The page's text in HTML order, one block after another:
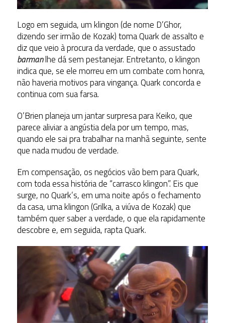
Logo em seguida, um klingon (de nome D’Ghor,
dizendo ser irmão de Kozak) toma Quark de assalto e
diz que veio à procura da verdade, que o assustado
barmanlhe dá sem pestanejar. Entretanto, o klingon
indica que, se ele morreu em um combate com honra,
não haveria motivos para vingança. Quark concorda e
continua com sua farsa.
O’Brien planeja um jantar surpresa para Keiko, que
parece aliviar a angústia dela por um tempo, mas,
quando ele sai pra trabalhar na manhã seguinte, sente
que nada mudou de verdade.
Em compensação, os negócios vão bem para Quark,
com toda essa história de “carrasco klingon”. Eis que
surge, no Quark’s, em uma noite após o fechamento
da casa, uma klingon (Grilka, a viúva de Kozak) que
também quer saber a verdade, o que ela rapidamente
descobre e, em seguida, rapta Quark.